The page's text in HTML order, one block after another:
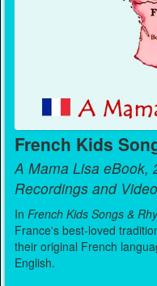
French Kids
A Mama Lisa eBook,
Recordings and
InFrench Kids Songs &
France's best-loved
their original French
English.